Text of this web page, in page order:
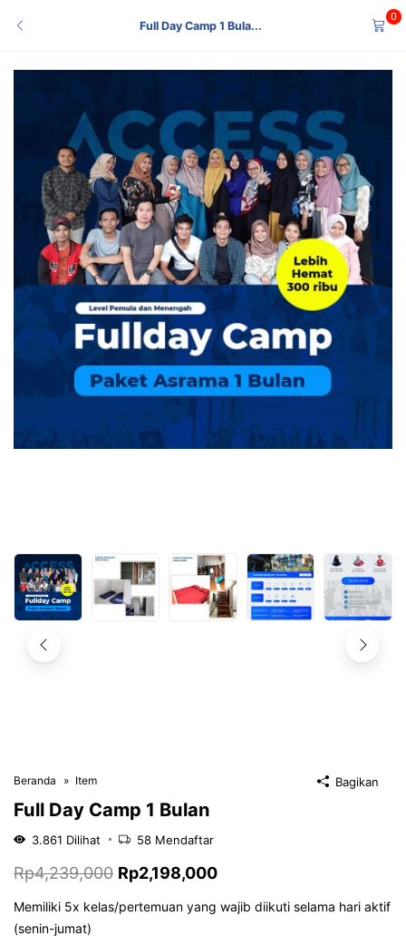
Full Day Camp 1 Bula...
0
Beranda Item
Full Day Camp 1 Bulan
3.861 Dilihat 58 Mendaftar
Rp4,239,000 Harga
aslinya
Rp2,198,000Harga
saat
Memiliki 5x kelas/pertemuan yang wajib diikuti selama hari aktif
(senin-jumat)
Bagikan